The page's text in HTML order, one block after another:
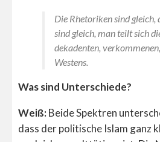
Die Rhetoriken sind gleich,
sind gleich, man teilt sich
dekadenten,
Westens.
Was sind Unterschiede?
Weiß:Beide Spektren
dass der politische Islam ganz